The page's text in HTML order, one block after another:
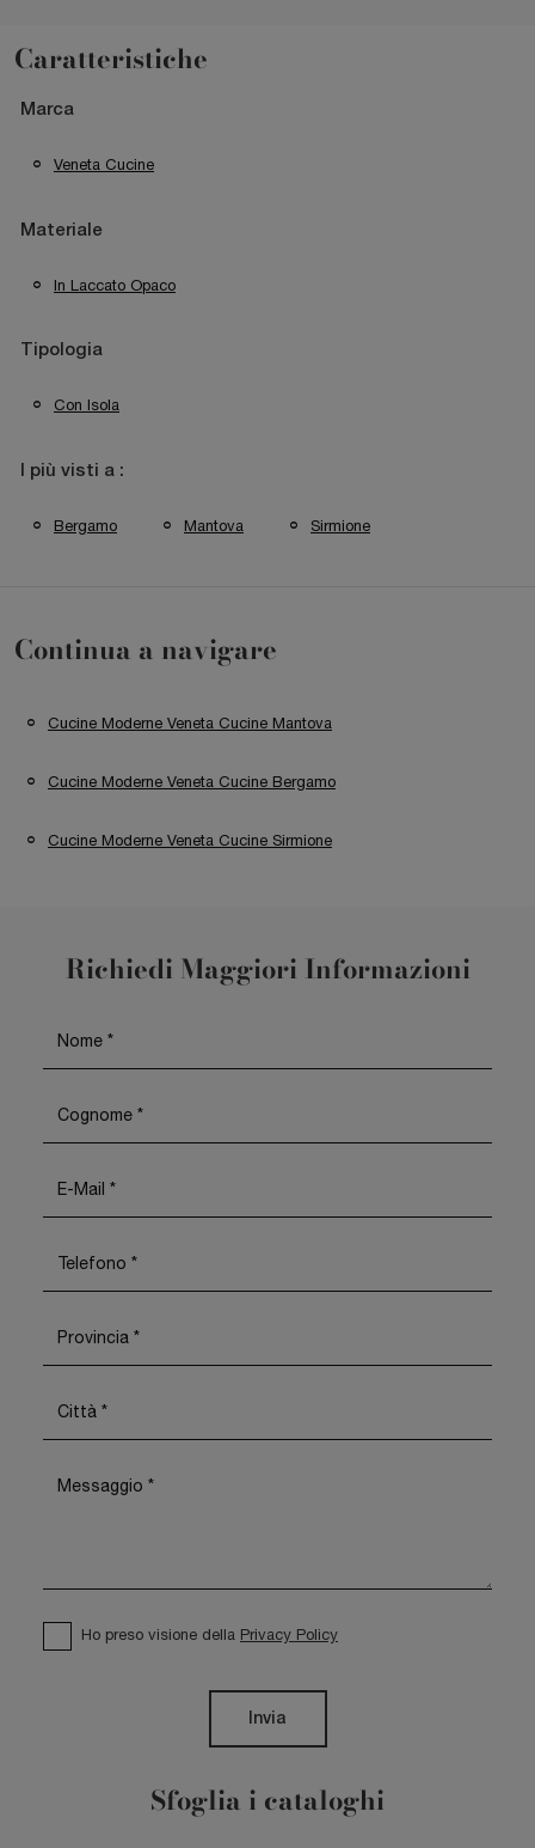
Caratteristiche
Marca
Veneta Cucine
Materiale
In Laccato Opaco
Tipologia
Con Isola
I più visti a :
Bergamo Mantova Sirmione
Continua a navigare
Cucine Moderne Veneta Cucine Mantova
Cucine Moderne Veneta Cucine Bergamo
Cucine Moderne Veneta Cucine Sirmione
Sfoglia i cataloghi
Richiedi Maggiori Informazioni
Ho preso visione della Privacy Policy
Invia